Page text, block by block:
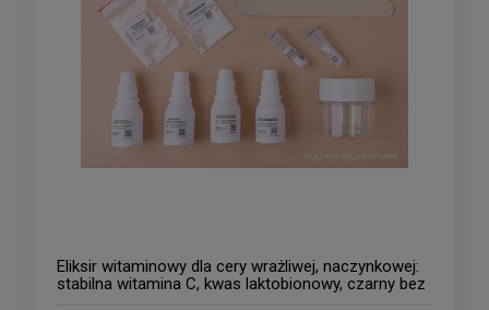
Eliksir witaminowy dla cery wrażliwej, naczynkowej:
stabilna witamina C, kwas laktobionowy, czarny bez